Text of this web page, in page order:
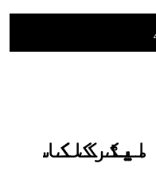
میٹرک کا